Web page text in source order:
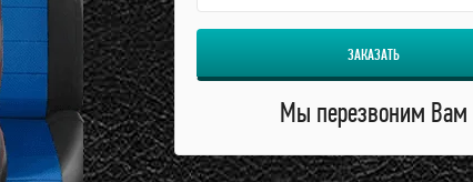
ЗАКАЗАТЬ
Мы перезвоним Вам